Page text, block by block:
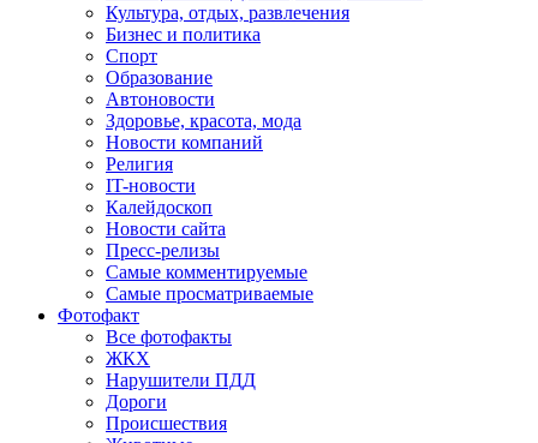
Культура, отдых, развлечения
Бизнес и политика
Спорт
Образование
Автоновости
Здоровье, красота, мода
Новости компаний
Религия
IT-новости
Калейдоскоп
Новости сайта
Пресс-релизы
Самые комментируемые
Самые просматриваемые
Фотофакт
Все фотофакты
ЖКХ
Нарушители ПДД
Дороги
Происшествия